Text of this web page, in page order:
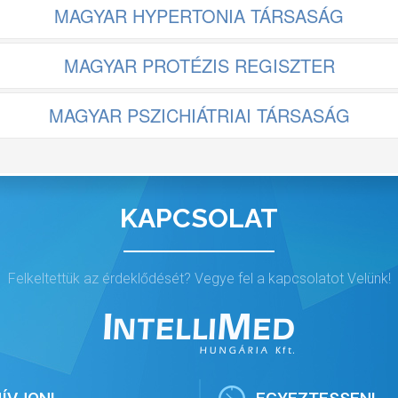
MAGYAR HYPERTONIA TÁRSASÁG
MAGYAR PROTÉZIS REGISZTER
MAGYAR PSZICHIÁTRIAI TÁRSASÁG
KUTATÓK ORSZÁGOS
MAGYAR ORVOSTUDOMÁNYI
SOCIETY OF MEDICAL HYDROLOGY AND
ALLERGOLÓGIAI ÉS KLINIKAI IMMUNOLÓGIAI
DEDIKÁLT ÖNÁLLÓ
ANESZTEZIOLÓGIAI ÉS INTENZÍV TERÁPIÁS
MAGYAR DERMATOLÓGIAI TÁRSULAT
KAPCSOLAT
Felkeltettük az érdeklődését? Vegye fel a kapcsolatot Velünk!